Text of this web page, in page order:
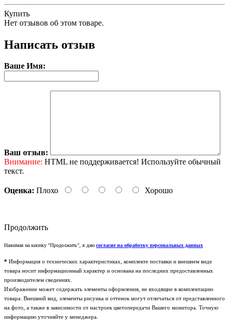
Купить
Нет отзывов об этом товаре.
Написать отзыв
Ваше Имя:
Ваш отзыв:
Внимание: HTML не поддерживается! Используйте обычный
текст.
Оценка: Плохо Хорошо
Продолжить
Нажимая на кнопку "Продолжить", я даю согласие на обработку персональных данных
* Информация о технических характеристиках, комплекте поставки и внешнем виде
товара носит информационный характер и основана на последних предоставленных
производителем сведениях.
Изображение может содержать элементы оформления, не входящие в комплектацию
товара. Внешний вид, элементы рисунка и оттенок могут отличаться от представленного
на фото, а также в зависимости от настроек цветопередачи Вашего монитора. Точную
информацию уточняйте у менеджера.